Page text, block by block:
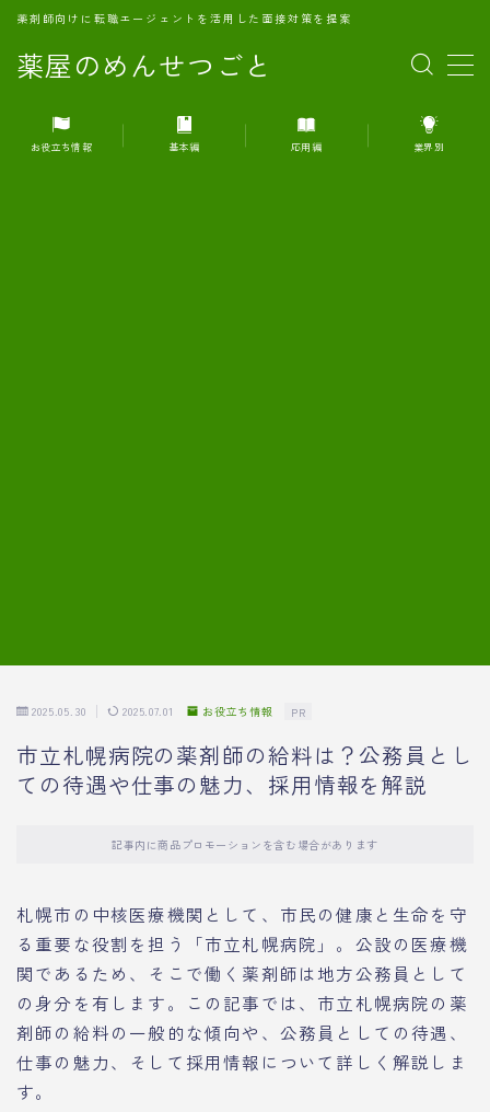
薬屋のめんせつごと
薬剤師向けに転職エージェントを活用した面接対策を提案
MENU
1.転職エージェントとは何か？
お役立ち情報 基本編 応用編 業界別
2025.05.30 2025.07.01 お役立ち情報 PR
市立札幌病院の薬剤師の給料は？公務員とし
ての待遇や仕事の魅力、採用情報を解説
記事内に商品プロモーションを含む場合があります
札幌市の中核医療機関として、市民の健康と生命を守
る重要な役割を担う「市立札幌病院」。公設の医療機
関であるため、そこで働く薬剤師は地方公務員として
の身分を有します。この記事では、市立札幌病院の薬
剤師の給料の一般的な傾向や、公務員としての待遇、
仕事の魅力、そして採用情報について詳しく解説しま
す。